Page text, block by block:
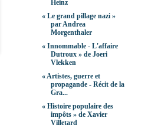
Heinz
« Le grand pillage nazi »
par Andrea
Morgenthaler
« Innommable - L'affaire
Dutroux » de Joeri
Vlekken
« Artistes, guerre et
propagande - Récit de la
Gra...
« Histoire populaire des
impôts » de Xavier
Villetard